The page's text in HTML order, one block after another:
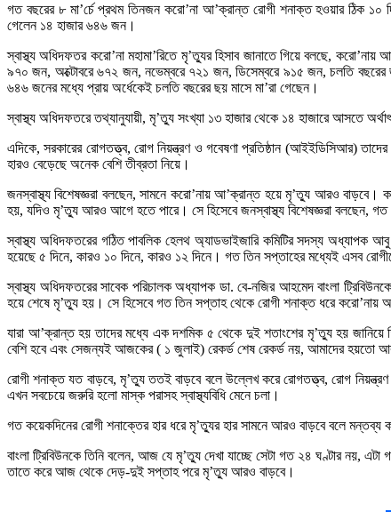
গত বছরের ৮ মা’র্চে প্রথম তিনজন করো’না আ’ক্রান্ত রোগী শনাক্ত হওয়ার ঠিক ১০
গেলেন ১৪ হাজার ৬৪৬ জন।
স্বাস্থ্য অধিদফতর করো’না মহামা’রিতে মৃ’ত্যুর হিসাব জানাতে গিয়ে বলছে,
৯৭০ জন, অক্টোবরে ৬৭২ জন, নভেম্বরে ৭২১ জন, ডিসেম্বরে ৯১৫ জন, চলতি বছরের
৬৪৬ জনের মধ্যে প্রায় অর্ধেকেই চলতি বছরের ছয় মাসে মা’রা গেছেন।
স্বাস্থ্য অধিদফতরে তথ্যানুযায়ী, মৃ’ত্যু সংখ্যা ১৩ হাজার থেকে ১৪ হাজারে আসতে
এদিকে, সরকারের রোগতত্ত্ব, রোগ নিয়ন্ত্রণ ও গবেষণা প্রতিষ্ঠান (আইইডিসিআর)
হারও বেড়েছে অনেক বেশি তীব্রতা নিয়ে।
জনস্বাস্থ্য বিশেষজ্ঞরা বলছেন, সামনে করো’নায় আ’ক্রান্ত হয়ে মৃ’ত্যু আরও
হয়, যদিও মৃ’ত্যু আরও আগে হতে পারে। সে হিসেবে জনস্বাস্থ্য বিশেষজ্ঞরা বলছেন,
স্বাস্থ্য অধিদফতরের গঠিত পাবলিক হেলথ অ্যাডভাইজারি কমিটির সদস্য
হয়েছে ৫ দিনে, কারও ১০ দিনে, কারও ১২ দিনে। গত তিন সপ্তাহের মধ্যেই এসব
স্বাস্থ্য অধিদফতরের সাবেক পরিচালক অধ্যাপক ডা. বে-নজির আহমেদ বাংলা
হয়ে শেষে মৃ’ত্যু হয়। সে হিসেবে গত তিন সপ্তাহ থেকে রোগী শনাক্ত ধরে করো’নায়
যারা আ’ক্রান্ত হয় তাদের মধ্যে এক দশমিক ৫ থেকে দুই শতাংশের মৃ’ত্যু হয়
বেশি হবে এবং সেজন্যই আজকের ( ১ জুলাই) রেকর্ড শেষ রেকর্ড নয়, আমাদের হয়তো
রোগী শনাক্ত যত বাড়বে, মৃ’ত্যু ততই বাড়বে বলে উল্লেখ করে রোগতত্ত্ব, রোগ
এখন সবচেয়ে জরুরি হলো মাস্ক পরাসহ স্বাস্থ্যবিধি মেনে চলা।
গত কয়েকদিনের রোগী শনাক্তের হার ধরে মৃ’ত্যুর হার সামনে আরও বাড়বে বলে মন্তব্য
বাংলা ট্রিবিউনকে তিনি বলেন, আজ যে মৃ’ত্যু দেখা যাচ্ছে সেটা গত ২৪ ঘণ্টার নয়,
তাতে করে আজ থেকে দেড়-দুই সপ্তাহ পরে মৃ’ত্যু আরও বাড়বে।